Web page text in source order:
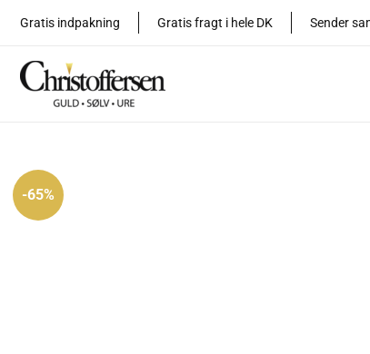
indholdet
Gratis indpakning Gratis fragt i hele DK Sender
-65%